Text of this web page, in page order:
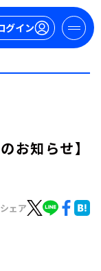
グイン
お知らせ】
ェア